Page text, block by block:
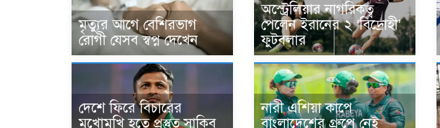
মৃত্যুর আগে বেশিরভাগ
রোগী যেসব স্বপ্ন দেখেন
অস্ট্রেলিয়ার নাগরিকত্ব
পেলেন ইরানের ২ ‘বিদ্রোহী’
ফুটবলার
দেশে ফিরে বিচারের
মুখোমুখি হতে প্রস্তুত সাকিব
নারী এশিয়া কাপে
বাংলাদেশের গ্রুপে নেই